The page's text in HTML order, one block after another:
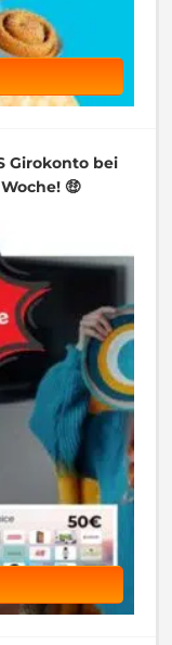
Girokonto bei
🤑